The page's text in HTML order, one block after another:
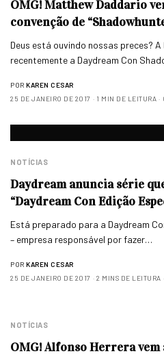
OMG! Matthew Daddario
convenção de
Deus está ouvindo nossas preces? A
recentemente a Daydream Con
POR KAREN CESAR
25 DE JANEIRO DE 2017
1 MIN DE LEITURA
NOTÍCIAS
Daydream anuncia série
“Daydream Con Edição
Está preparado para a Daydream
– empresa responsável por fazer…
POR KAREN CESAR
25 DE JANEIRO DE 2017
2 MINS DE LEITURA
NOTÍCIAS
OMG! Alfonso Herrera vem